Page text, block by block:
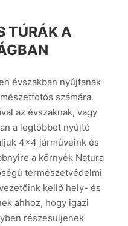
TÚRÁK A
évszakban nyújtanak
számára.
az évszaknak, vagy
a legtöbbet nyújtó
4×4 járműveink és
a környék Natura
természetvédelmi
kellő hely- és
ahhoz, hogy igazi
részesüljenek